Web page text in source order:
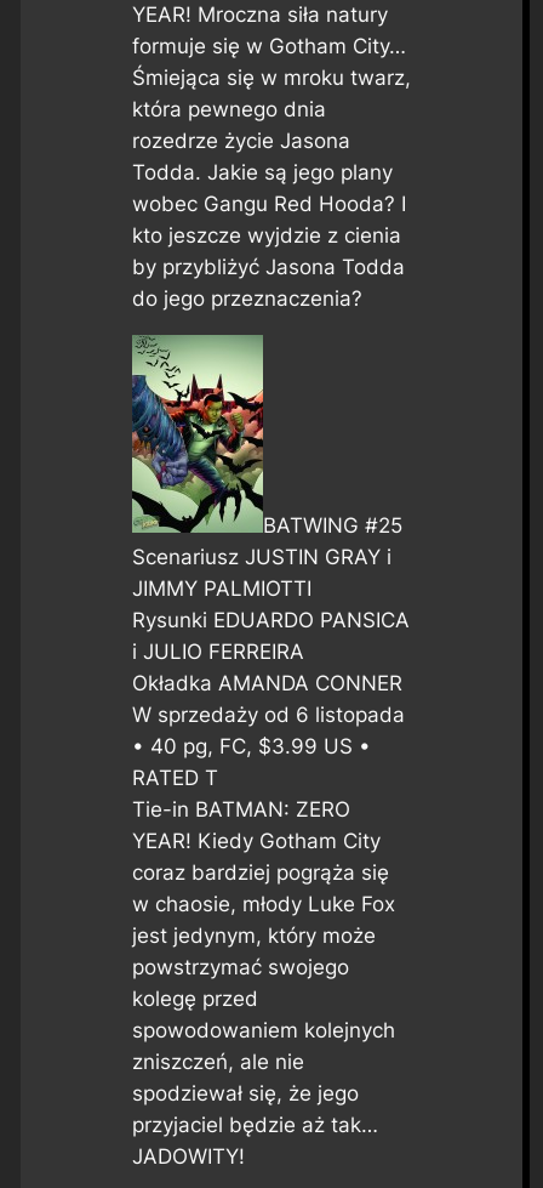
YEAR! Mroczna siła natury
formuje się w Gotham City…
Śmiejąca się w mroku twarz,
która pewnego dnia
rozedrze życie Jasona
Todda. Jakie są jego plany
wobec Gangu Red Hooda? I
kto jeszcze wyjdzie z cienia
by przybliżyć Jasona Todda
do jego przeznaczenia?
BATWING #25
Scenariusz JUSTIN GRAY i
JIMMY PALMIOTTI
Rysunki EDUARDO PANSICA
i JULIO FERREIRA
Okładka AMANDA CONNER
W sprzedaży od 6 listopada
• 40 pg, FC, $3.99 US •
RATED T
Tie-in BATMAN: ZERO
YEAR! Kiedy Gotham City
coraz bardziej pogrąża się
w chaosie, młody Luke Fox
jest jedynym, który może
powstrzymać swojego
kolegę przed
spowodowaniem kolejnych
zniszczeń, ale nie
spodziewał się, że jego
przyjaciel będzie aż tak…
JADOWITY!